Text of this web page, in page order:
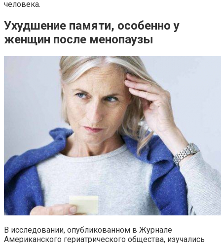
человека.
Ухудшение памяти, особенно у
женщин после менопаузы
В исследовании, опубликованном в Журнале
Американского гериатрического общества, изучались